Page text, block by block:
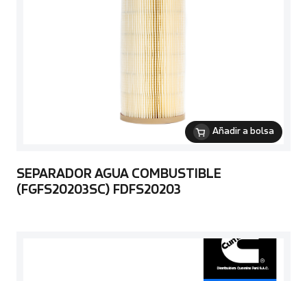
Añadir a bolsa
SEPARADOR AGUA COMBUSTIBLE
(FGFS20203SC) FDFS20203